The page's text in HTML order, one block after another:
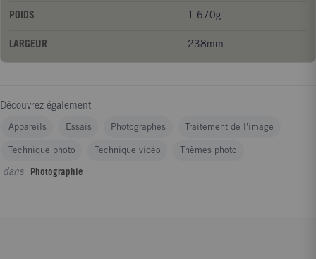
photographie à Paris.
POIDS 1 670g
LARGEUR 238mm
Découvrez également
Appareils Essais Photographes Traitement de l'image
Technique photo Technique vidéo Thèmes photo
dans Photographie